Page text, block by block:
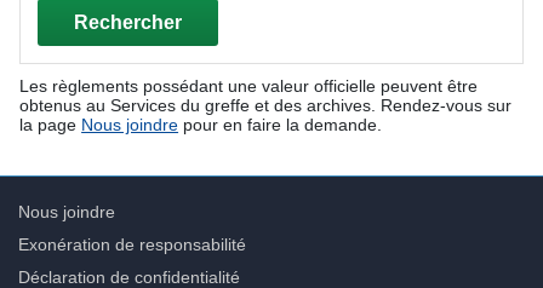
Rechercher
Les règlements possédant une valeur officielle peuvent être
obtenus au Services du greffe et des archives. Rendez-vous sur
la page Nous joindre pour en faire la demande.
Nous joindre
Exonération de responsabilité
Déclaration de confidentialité